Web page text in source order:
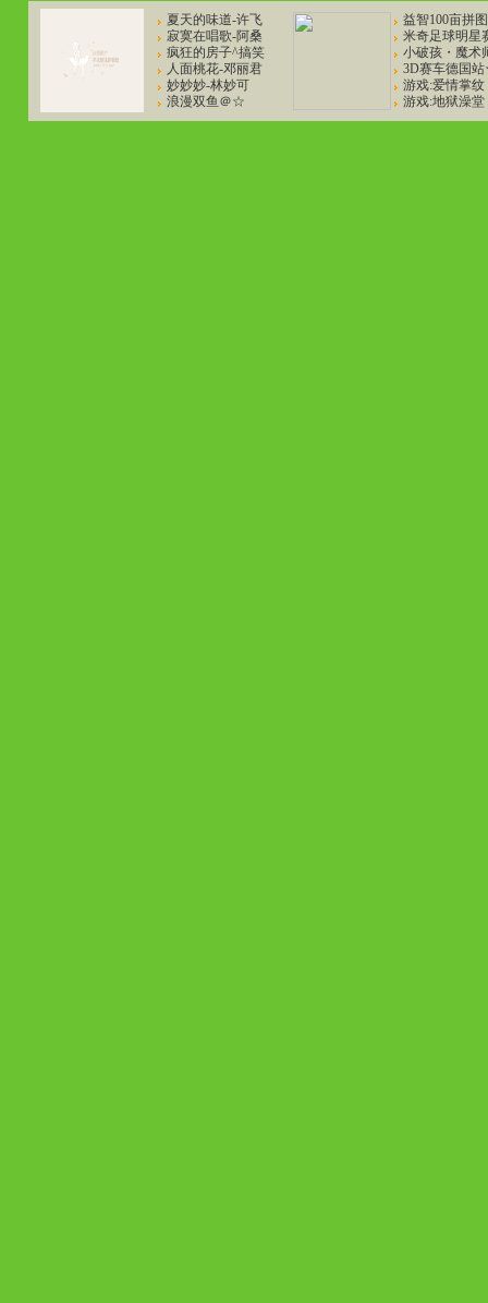
夏天的味道-许飞
寂寞在唱歌-阿桑
疯狂的房子^搞笑
人面桃花-邓丽君
妙妙妙-林妙可
浪漫双鱼＠☆
益智100亩拼
米奇足球明星
小破孩・魔术
3D赛车德国
游戏:爱情掌纹
游戏:地狱澡堂